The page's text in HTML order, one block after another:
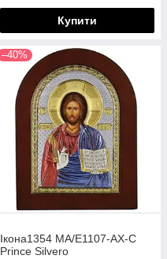
Купити
–40%
Ікона1354 MA/E1107-AX-C
Prince Silvero